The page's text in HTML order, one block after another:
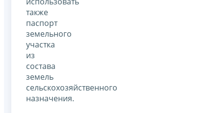
также
паспорт
земельного
участка
из
состава
земель
сельскохозяйственного
назначения.